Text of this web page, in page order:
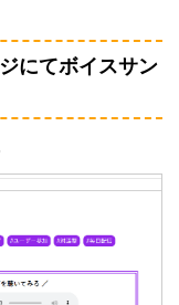
にてボイスサン